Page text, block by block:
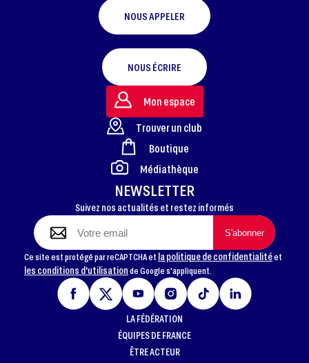
FOOTER
NOUS APPELER
NOUS ÉCRIRE
NEWSLETTER
Suivez nos actualités et restez informés
Ce site est protégé par reCAPTCHA et la politique de confidentialitéet
les conditions d'utilisationde Google s'appliquent.
Mon espace
Trouver un club
Boutique
Médiathèque
LA FÉDÉRATION
ÉQUIPES DE FRANCE
ÊTRE ACTEUR